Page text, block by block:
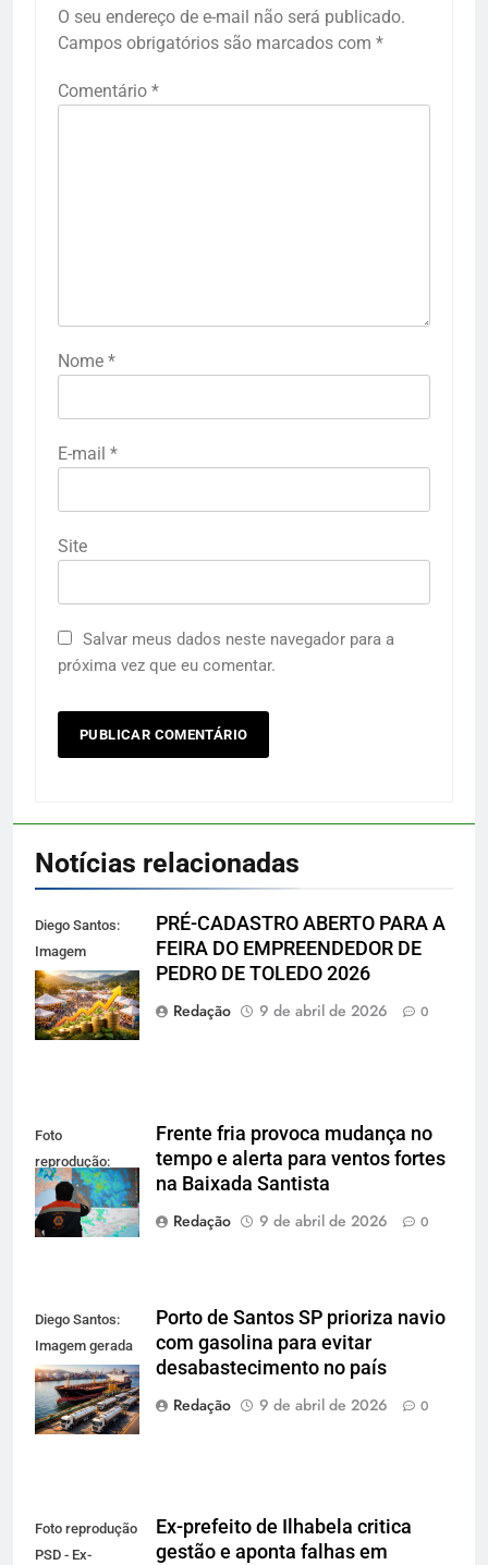
O seu endereço de e-mail não será publicado.
Campos obrigatórios são marcados com *
Comentário *
Nome *
E-mail *
Site
Salvar meus dados neste navegador para a
próxima vez que eu comentar.
Notícias relacionadas
Diego Santos:
Imagem
reprodução
gerada por IA
PRÉ-CADASTRO ABERTO PARA A
FEIRA DO EMPREENDEDOR DE
PEDRO DE TOLEDO 2026
Redação
9 de abril de 2026 0
Foto
reprodução:
Defesa Civil SP
Frente fria provoca mudança no
tempo e alerta para ventos fortes
na Baixada Santista
Redação
9 de abril de 2026 0
Diego Santos:
Imagem gerada
por IA para
reprodução
Porto de Santos SP prioriza navio
com gasolina para evitar
desabastecimento no país
Redação
9 de abril de 2026 0
Foto reprodução
PSD - Ex-
Ex-prefeito de Ilhabela critica
gestão e aponta falhas em